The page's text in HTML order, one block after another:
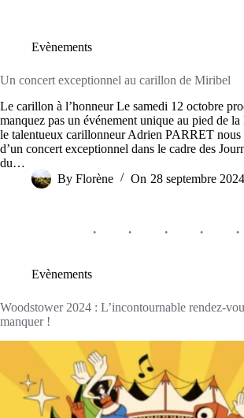
Evènements
Un concert exceptionnel au carillon de Miribel
Le carillon à l’honneur Le samedi 12 octobre
manquez pas un événement unique au pied de
le talentueux carillonneur Adrien PARRET nous
d’un concert exceptionnel dans le cadre des
du…
By Florène On 28 septembre 2024
Evènements
Woodstower 2024 : L’incontournable rendez-
manquer !